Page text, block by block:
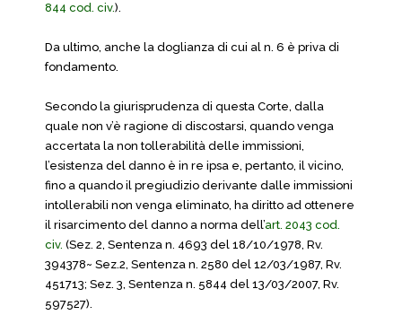
844 cod. civ.).
Da ultimo, anche la doglianza di cui al n. 6 è priva di
fondamento.
Secondo la giurisprudenza di questa Corte, dalla
quale non v’è ragione di discostarsi, quando venga
accertata la non tollerabilità delle immissioni,
l’esistenza del danno è in re ipsa e, pertanto, il vicino,
fino a quando il pregiudizio derivante dalle immissioni
intollerabili non venga eliminato, ha diritto ad ottenere
il risarcimento del danno a norma dell’art. 2043 cod.
civ. (Sez. 2, Sentenza n. 4693 del 18/10/1978, Rv.
394378~ Sez.2, Sentenza n. 2580 del 12/03/1987, Rv.
451713; Sez. 3, Sentenza n. 5844 del 13/03/2007, Rv.
597527).